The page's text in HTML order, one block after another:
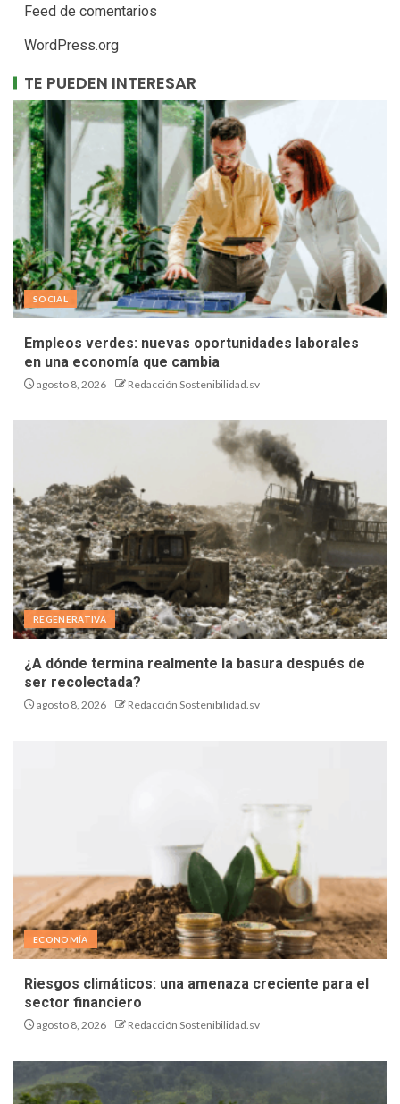
Feed de comentarios
WordPress.org
TE PUEDEN INTERESAR
SOCIAL
Empleos verdes: nuevas oportunidades laborales
en una economía que cambia
agosto 8, 2026 Redacción Sostenibilidad.sv
REGENERATIVA
¿A dónde termina realmente la basura después de
ser recolectada?
agosto 8, 2026 Redacción Sostenibilidad.sv
ECONOMÍA
Riesgos climáticos: una amenaza creciente para el
sector financiero
agosto 8, 2026 Redacción Sostenibilidad.sv